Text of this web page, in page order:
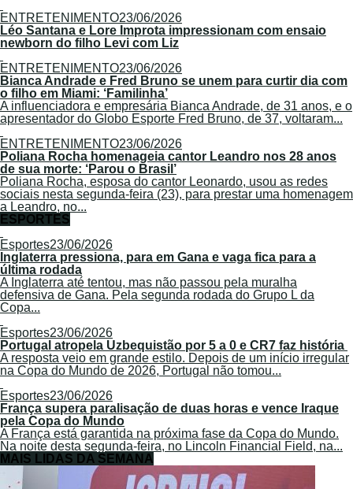
ENTRETENIMENTO23/06/2026
Léo Santana e Lore Improta impressionam com ensaio
newborn do filho Levi com Liz
ENTRETENIMENTO23/06/2026
Bianca Andrade e Fred Bruno se unem para curtir dia com
o filho em Miami: ‘Familinha’
A influenciadora e empresária Bianca Andrade, de 31 anos, e o
apresentador do Globo Esporte Fred Bruno, de 37, voltaram...
ENTRETENIMENTO23/06/2026
Poliana Rocha homenageia cantor Leandro nos 28 anos
de sua morte: ‘Parou o Brasil’
Poliana Rocha, esposa do cantor Leonardo, usou as redes
sociais nesta segunda-feira (23), para prestar uma homenagem
a Leandro, no...
ESPORTES
Esportes23/06/2026
Inglaterra pressiona, para em Gana e vaga fica para a
última rodada
A Inglaterra até tentou, mas não passou pela muralha
defensiva de Gana. Pela segunda rodada do Grupo L da
Copa...
Esportes23/06/2026
Portugal atropela Uzbequistão por 5 a 0 e CR7 faz história
A resposta veio em grande estilo. Depois de um início irregular
na Copa do Mundo de 2026, Portugal não tomou...
Esportes23/06/2026
França supera paralisação de duas horas e vence Iraque
pela Copa do Mundo
A França está garantida na próxima fase da Copa do Mundo.
Na noite desta segunda-feira, no Lincoln Financial Field, na...
MAIS LIDAS DA SEMANA